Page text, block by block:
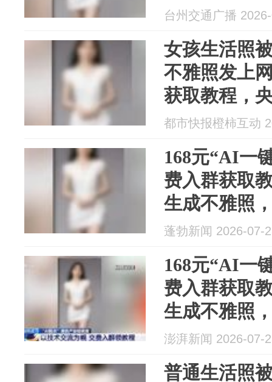
色产业链
台州交通广播
女孩生活照
不雅照发上
获取教程，
色产业链
都市快报橙柿互动
168元“AI一
费入群获取
生成不雅照
索……这条黑
蓬勃新闻 2026-07-
168元“AI一
费入群获取
生成不雅照
索……这条黑
澎湃新闻 2026-07-
普通生活照